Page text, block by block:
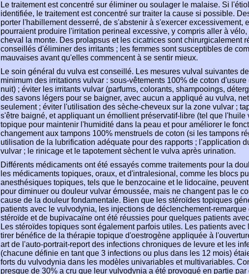
Le traitement est concentré sur éliminer ou soulager le malaise. Si
identifiée, le traitement est concentré sur traiter la cause si possible.
porter l'habillement desserré, de s'abstenir à s'exercer excessivement,
pourraient produire l'irritation perineal excessive, y compris aller à
cheval la monte. Des prolapsus et les cicatrices sont chirurgicalement
conseillés d'éliminer des irritants ; les femmes sont susceptibles de
mauvaises avant qu'elles commencent à se sentir mieux.
Le soin général du vulva est conseillé. Les mesures vulval suivantes
minimum des irritations vulvar : sous-vêtements 100% de coton
nuit) ; éviter les irritants vulvar (parfums, colorants, shampooings,
des savons légers pour se baigner, avec aucun a appliqué au vulva,
seulement ; éviter l'utilisation des sèche-cheveux sur la zone vulvar ;
s'être baigné, et appliquant un émollient préservatif-libre (tel que
topique pour maintenir l'humidité dans la peau et pour améliorer le
changement aux tampons 100% menstruels de coton (si les tampons
utilisation de la lubrification adéquate pour des rapports ; l'application
vulvar ; le rinicage et le tapotement sèchent le vulva après urination.
Différents médicaments ont été essayés comme traitements pour la
les médicaments topiques, oraux, et d'intralesional, comme les blocs
anesthésiques topiques, tels que le benzocaine et le lidocaïne,
pour diminuer ou douleur vulvar émoussée, mais ne changent pas le
cause de la douleur fondamentale. Bien que les stéroïdes topiques
patients avec le vulvodynia, les injections de déclenchement-
stéroïde et de bupivacaïne ont été réussies pour quelques patients
Les stéroïdes topiques sont également parfois utiles. Les patients
tirer bénéfice de la thérapie topique d'oestrogène appliquée à
art de l'auto-portrait-report des infections chroniques de levure et les
(chacune définie en tant que 3 infections ou plus dans les 12 mois)
forts du vulvodynia dans les modèles univariables et multivariables.
presque de 30% a cru que leur vulvodynia a été provoqué en partie